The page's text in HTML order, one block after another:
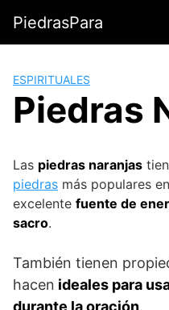
contenido
PiedrasPara
ESPIRITUALES
Piedras
Las piedras naranjas
piedras más populares
excelente fuente de
sacro.
También tienen
hacen ideales para
durante la oración.